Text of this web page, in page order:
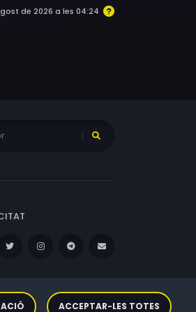
de 2026 a les 04:24
ACCEPTAR-LES TOTES